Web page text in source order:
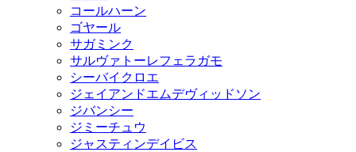
コールハーン
ゴヤール
サガミンク
サルヴァトーレフェラガモ
シーバイクロエ
ジェイアンドエムデヴィッドソン
ジバンシー
ジミーチュウ
ジャスティンデイビス